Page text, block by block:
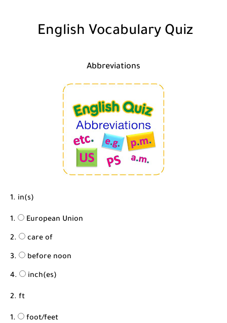
English Vocabulary Quiz
Abbreviations
1. in(s)
European Union
care of
before noon
inch(es)
2. ft
foot/feet